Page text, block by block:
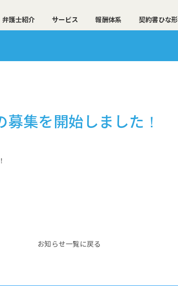
弁護士紹介 サービス 報酬体系 契約書ひな形
集を開始しました！
お知らせ一覧に戻る